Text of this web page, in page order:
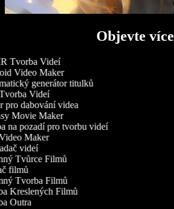
Objevte více
Tvorba Videí
Video Maker
generátor titulků
Videí
pro dabování videa
Movie Maker
na pozadí pro tvorbu videí
Maker
videí
Tvůrce Filmů
filmů
Tvorba Filmů
Kreslených Filmů
Outra